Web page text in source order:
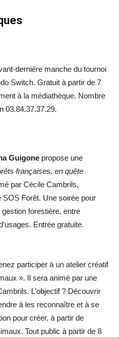
dernière manche du tournoi
Switch. Gratuit à partir de 7
à la médiathèque. Nombre
03.84.37.37.29.
Guigone propose une
françaises, en quête
par Cécile Cambrils,
SOS Forêt. Une soirée pour
forestière, entre
Entrée gratuite.
participer à un atelier créatif
». Il sera animé par une
L’objectif ? Découvrir
à les reconnaître et à se
pour créer, à partir de
Tout public à partir de 8